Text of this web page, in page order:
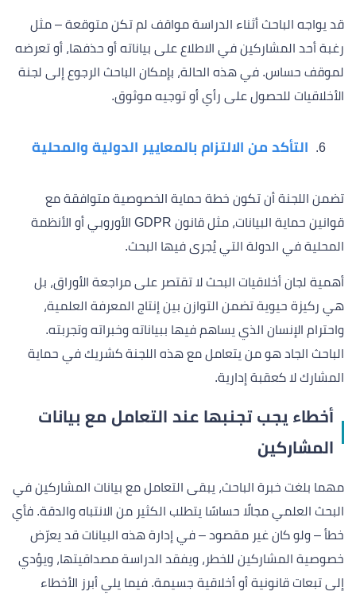
قد يواجه الباحث أثناء الدراسة مواقف لم تكن متوقعة – مثل
رغبة أحد المشاركين في الاطلاع على بياناته أو حذفها، أو تعرضه
لموقف حساس. في هذه الحالة، بإمكان الباحث الرجوع إلى لجنة
الأخلاقيات للحصول على رأي أو توجيه موثوق.
التأكد من الالتزام بالمعايير الدولية والمحلية
تضمن اللجنة أن تكون خطة حماية الخصوصية متوافقة مع
قوانين حماية البيانات، مثل قانون GDPR الأوروبي أو الأنظمة
المحلية في الدولة التي يُجرى فيها البحث.
أهمية لجان أخلاقيات البحث لا تقتصر على مراجعة الأوراق، بل
هي ركيزة حيوية تضمن التوازن بين إنتاج المعرفة العلمية،
واحترام الإنسان الذي يساهم فيها ببياناته وخبراته وتجربته.
الباحث الجاد هو من يتعامل مع هذه اللجنة كشريك في حماية
المشارك لا كعقبة إدارية.
أخطاء يجب تجنبها عند التعامل مع بيانات
المشاركين
مهما بلغت خبرة الباحث، يبقى التعامل مع بيانات المشاركين في
البحث العلمي مجالًا حساسًا يتطلب الكثير من الانتباه والدقة. فأي
خطأ – ولو كان غير مقصود – في إدارة هذه البيانات قد يعرّض
خصوصية المشاركين للخطر، ويفقد الدراسة مصداقيتها، ويؤدي
إلى تبعات قانونية أو أخلاقية جسيمة. فيما يلي أبرز الأخطاء